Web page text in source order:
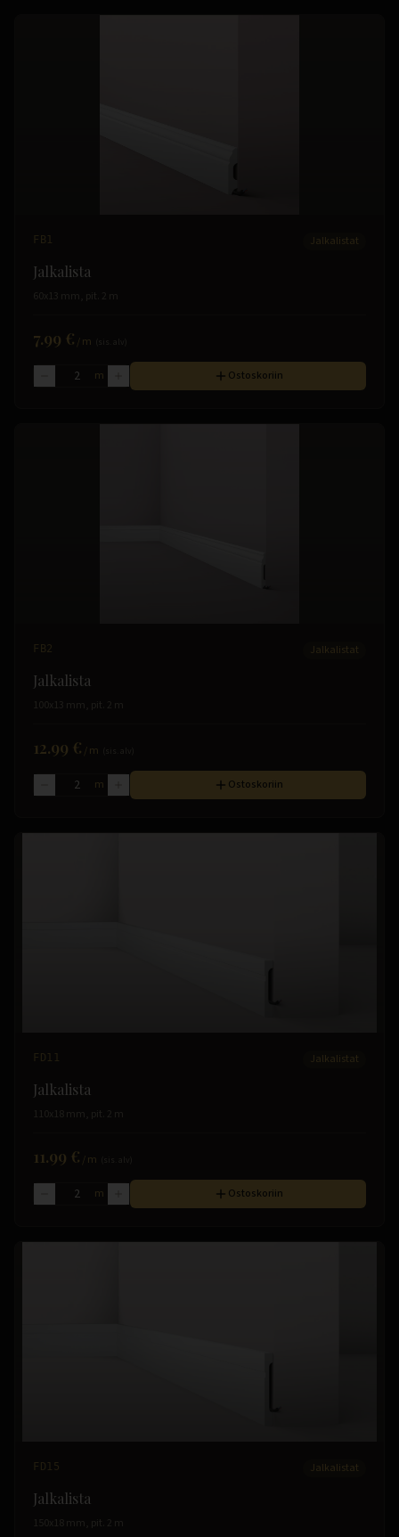
FB1 Jalkalistat
Jalkalista
60x13 mm, pit. 2 m
7.99 € /m
m Ostoskoriin
FB2 Jalkalistat
Jalkalista
100x13 mm, pit. 2 m
12.99 € /m
m Ostoskoriin
FD11 Jalkalistat
Jalkalista
110x18 mm, pit. 2 m
11.99 € /m
m Ostoskoriin
FD15 Jalkalistat
Jalkalista
150x18 mm, pit. 2 m